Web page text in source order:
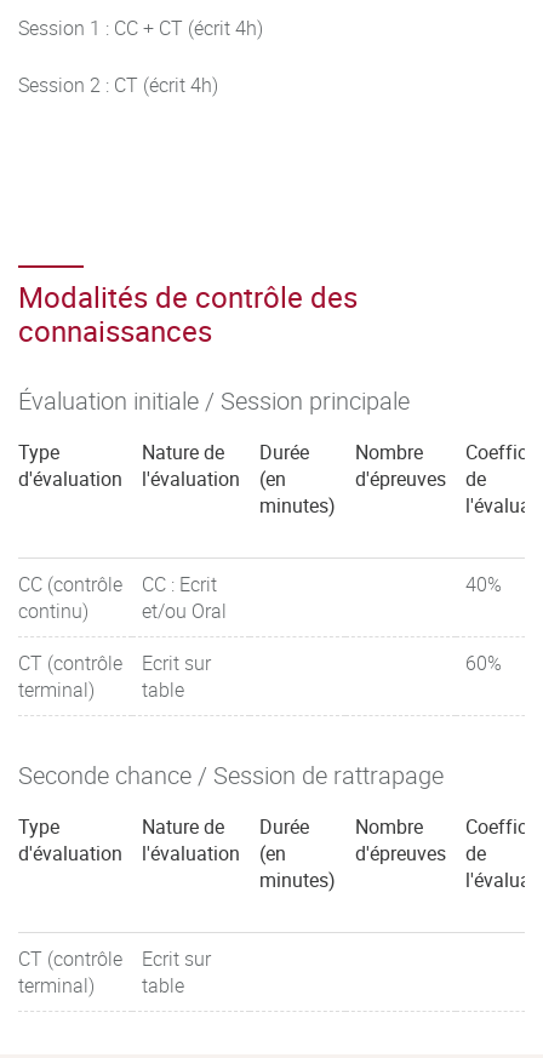
Session 1 : CC + CT (écrit 4h)
Session 2 : CT (écrit 4h)
Modalités de contrôle des
connaissances
Évaluation initiale / Session principale
Type
d'évaluation
Nature de
l'évaluation
Durée
(en
minutes)
Nombre
d'épreuves
de
CC (contrôle
continu)
CC : Ecrit
et/ou Oral
40%
CT (contrôle
terminal)
Ecrit sur
table
60%
Seconde chance / Session de rattrapage
Type
d'évaluation
Nature de
l'évaluation
Durée
(en
minutes)
Nombre
d'épreuves
de
CT (contrôle
terminal)
Ecrit sur
table